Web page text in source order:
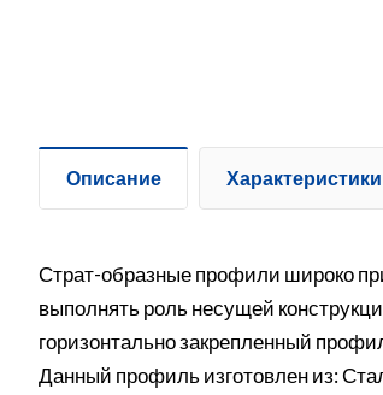
Описание Характеристики
Страт-образные профили широко
выполнять роль несущей
горизонтально закрепленный
Данный профиль изготовлен из: